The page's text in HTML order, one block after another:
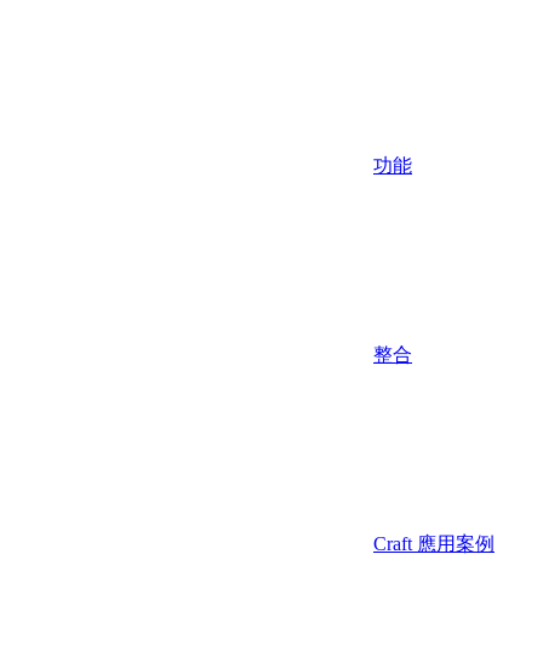
功能
整合
Craft 應用案例